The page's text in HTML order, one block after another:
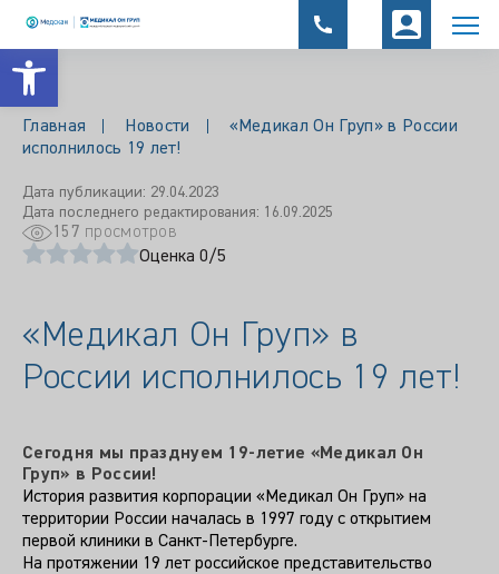
Открыть панель инструментов
Главная Новости
«Медикал Он Груп» в России
исполнилось 19 лет!
Дата публикации: 29.04.2023
Дата последнего редактирования: 16.09.2025
157 просмотров
Оценка 0/5
«Медикал Он Груп» в
России исполнилось 19 лет!
Сегодня мы празднуем 19-летие «Медикал Он
Груп» в России!
История развития корпорации «Медикал Он Груп» на
территории России началась в 1997 году с открытием
первой клиники в Санкт-Петербурге.
На протяжении 19 лет российское представительство